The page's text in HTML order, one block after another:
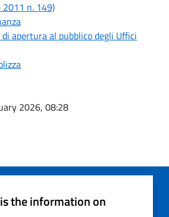
2011 n. 149)
apertura al pubblico degli Uffici
2026, 08:28
the information on